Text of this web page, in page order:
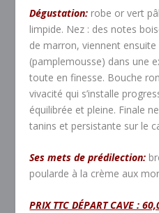
Dégustation: robe or vert
limpide. Nez : des notes
de marron, viennent ensuite
(pamplemousse) dans une
toute en finesse. Bouche
vivacité qui s’installe
équilibrée et pleine. Finale
tanins et persistante sur le
Ses mets de prédilection:
poularde à la crème aux
PRIX TTC DÉPART CAVE :